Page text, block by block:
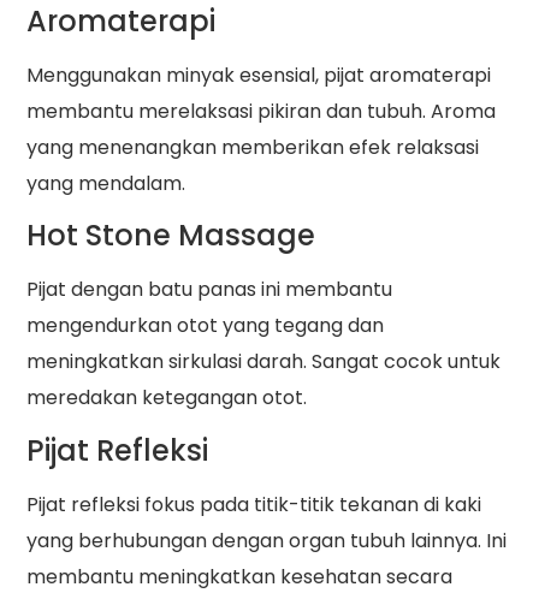
Aromaterapi
Menggunakan minyak esensial, pijat aromaterapi
membantu merelaksasi pikiran dan tubuh. Aroma
yang menenangkan memberikan efek relaksasi
yang mendalam.
Hot Stone Massage
Pijat dengan batu panas ini membantu
mengendurkan otot yang tegang dan
meningkatkan sirkulasi darah. Sangat cocok untuk
meredakan ketegangan otot.
Pijat Refleksi
Pijat refleksi fokus pada titik-titik tekanan di kaki
yang berhubungan dengan organ tubuh lainnya. Ini
membantu meningkatkan kesehatan secara